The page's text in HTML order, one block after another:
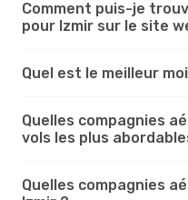
Comment puis-je
pour Izmir sur le site
Quel est le meilleur
Quelles compagnies
vols les plus
Quelles compagnies